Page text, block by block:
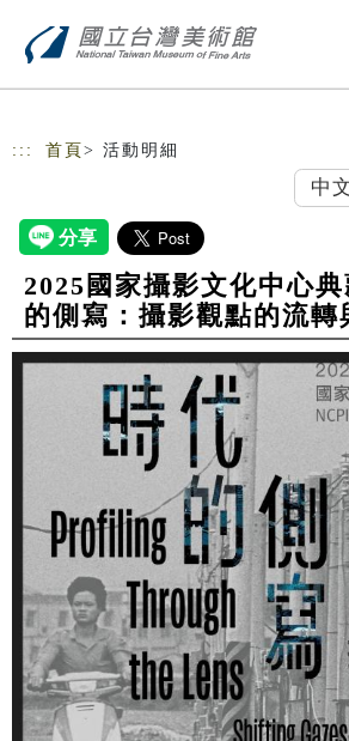
::: 首頁 > 活動明細
中文
2025國家攝影文化中心
的側寫：攝影觀點的流轉